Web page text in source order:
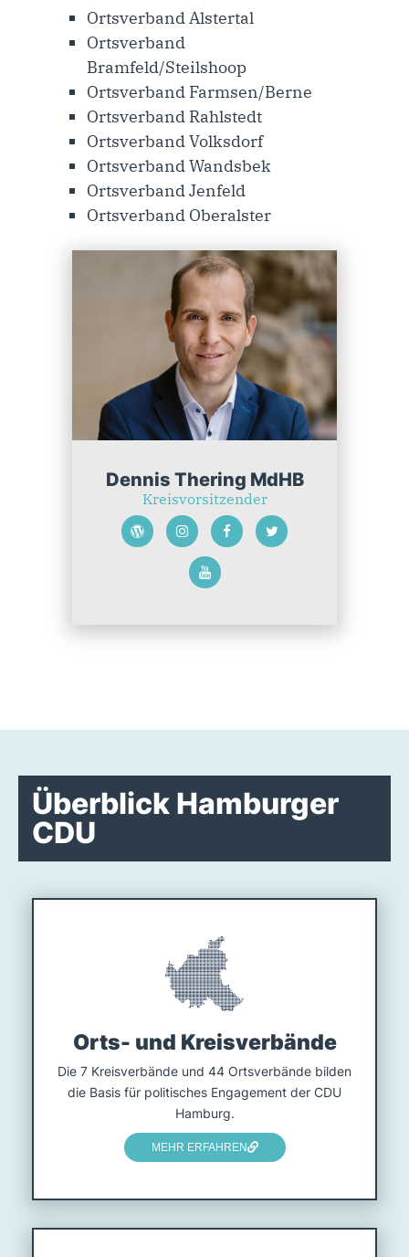
Ortsverband Alstertal
Ortsverband
Bramfeld/Steilshoop
Ortsverband Farmsen/Berne
Ortsverband Rahlstedt
Ortsverband Volksdorf
Ortsverband Wandsbek
Ortsverband Jenfeld
Ortsverband Oberalster
Dennis Thering MdHB
Kreisvorsitzender
Überblick Hamburger
CDU
Orts- und Kreisverbände
Die 7 Kreisverbände und 44 Ortsverbände bilden
die Basis für politisches Engagement der CDU
Hamburg.
MEHR ERFAHREN